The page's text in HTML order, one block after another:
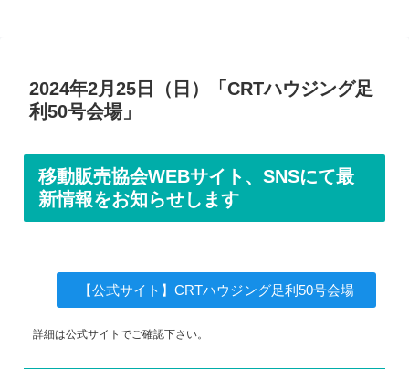
2024年2月25日（日）「CRTハウジング足
利50号会場」
移動販売協会WEBサイト、SNSにて最
新情報をお知らせします
【公式サイト】CRTハウジング足利50号会場
詳細は公式サイトでご確認下さい。